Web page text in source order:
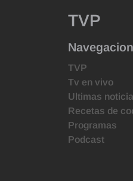
TVP
TVP
Tv en vivo
Ultimas
Recetas de
Programas
Podcast